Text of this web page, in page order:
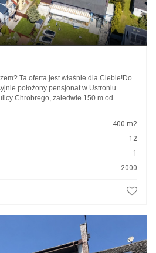
Ta oferta jest właśnie dla Ciebie!Do
położony pensjonat w Ustroniu
Chrobrego, zaledwie 150 m od
400 m2
12
1
2000